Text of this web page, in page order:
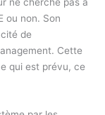
ou non. Son
de
Cette
qui est prévu, ce